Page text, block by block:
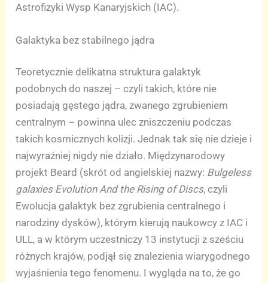
Astrofizyki Wysp Kanaryjskich (IAC).
Galaktyka bez stabilnego jądra
Teoretycznie delikatna struktura galaktyk
podobnych do naszej – czyli takich, które nie
posiadają gęstego jądra, zwanego zgrubieniem
centralnym – powinna ulec zniszczeniu podczas
takich kosmicznych kolizji. Jednak tak się nie dzieje i
najwyraźniej nigdy nie działo. Międzynarodowy
projekt Beard (skrót od angielskiej nazwy: Bulgeless
galaxies Evolution And the Rising of Discs, czyli
Ewolucja galaktyk bez zgrubienia centralnego i
narodziny dysków), którym kierują naukowcy z IAC i
ULL, a w którym uczestniczy 13 instytucji z sześciu
różnych krajów, podjął się znalezienia wiarygodnego
wyjaśnienia tego fenomenu. I wygląda na to, że go